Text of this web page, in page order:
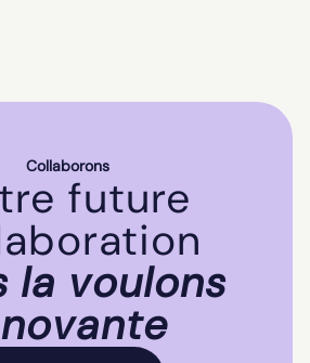
Collaborons
future
la voulons